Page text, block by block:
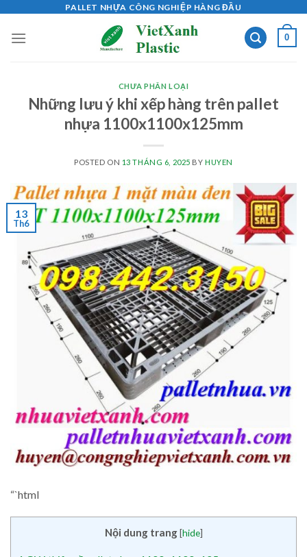
content
PALLET NHỰA CÔNG NGHIỆP HÀNG ĐẦU
0
CHƯA PHÂN LOẠI
Những lưu ý khi xếp hàng trên pallet
nhựa 1100x1100x125mm
POSTED ON 13 THÁNG 6, 2025 BY HUYEN
13
Th6
“`html
Nội dung trang [hide]